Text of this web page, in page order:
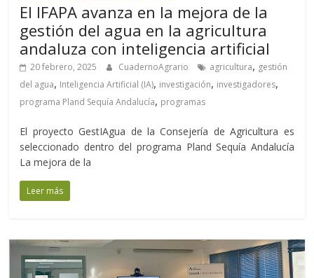
El IFAPA avanza en la mejora de la
gestión del agua en la agricultura
andaluza con inteligencia artificial
20 febrero, 2025 CuadernoAgrario agricultura, gestión
del agua, Inteligencia Artificial (IA), investigación, investigadores,
programa Pland Sequía Andalucía, programas
El proyecto GestIAgua de la Consejería de Agricultura es
seleccionado dentro del programa Pland Sequía Andalucía
La mejora de la
Leer más